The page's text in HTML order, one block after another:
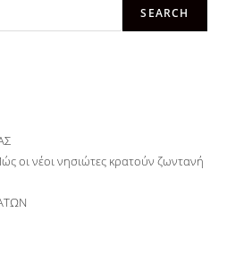
SEARCH
οι νέοι νησιώτες κρατούν ζωντανή